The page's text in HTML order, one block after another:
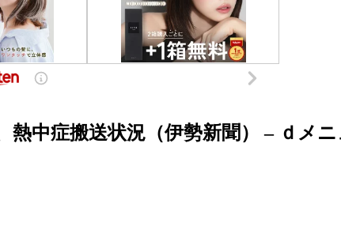
熱中症搬送状況（伊勢新聞） – ｄメ